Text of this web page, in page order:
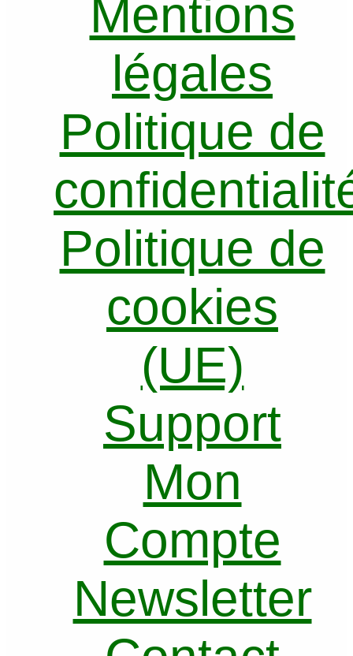
Mentions
légales
Politique de
Politique de
cookies
(UE)
Support
Mon
Compte
Newsletter